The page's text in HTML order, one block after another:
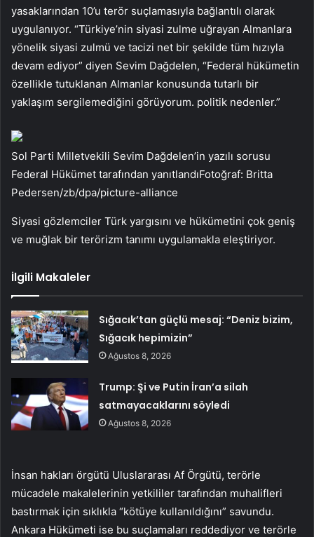
yasaklarından 10’u terör suçlamasıyla bağlantılı olarak
uygulanıyor. “Türkiye’nin siyasi zulme uğrayan Almanlara
yönelik siyasi zulmü ve tacizi net bir şekilde tüm hızıyla
devam ediyor” diyen Sevim Dağdelen, “Federal hükümetin
özellikle tutuklanan Almanlar konusunda tutarlı bir
yaklaşım sergilemediğini görüyorum. politik nedenler.”
Sol Parti Milletvekili Sevim Dağdelen’in yazılı sorusu
Federal Hükümet tarafından yanıtlandıFotoğraf: Britta
Pedersen/zb/dpa/picture-alliance
Siyasi gözlemciler Türk yargısını ve hükümetini çok geniş
ve muğlak bir terörizm tanımı uygulamakla eleştiriyor.
İlgili Makaleler
Sığacık’tan güçlü mesaj: “Deniz bizim,
Sığacık hepimizin”
Ağustos 8, 2026
Trump: Şi ve Putin İran’a silah
satmayacaklarını söyledi
Ağustos 8, 2026
İnsan hakları örgütü Uluslararası Af Örgütü, terörle
mücadele makalelerinin yetkililer tarafından muhalifleri
bastırmak için sıklıkla “kötüye kullanıldığını” savundu.
Ankara Hükümeti ise bu suçlamaları reddediyor ve terörle